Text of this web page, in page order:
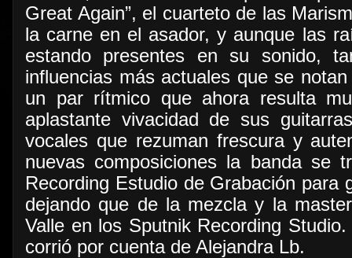
Great Again”, el cuarteto de las
la carne en el asador, y aunque las
estando presentes en su sonido,
influencias más actuales que se
un par rítmico que ahora resulta
aplastante vivacidad de sus
vocales que rezuman frescura y
nuevas composiciones la banda se
Recording Estudio de Grabación para
dejando que de la mezcla y la
Valle en los Sputnik Recording
corrió por cuenta de Alejandra Lb.